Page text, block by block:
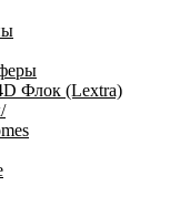
Флок (Lextra)